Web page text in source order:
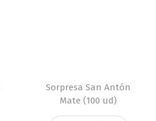
Sorpresa San Antón
Mate (100 ud)